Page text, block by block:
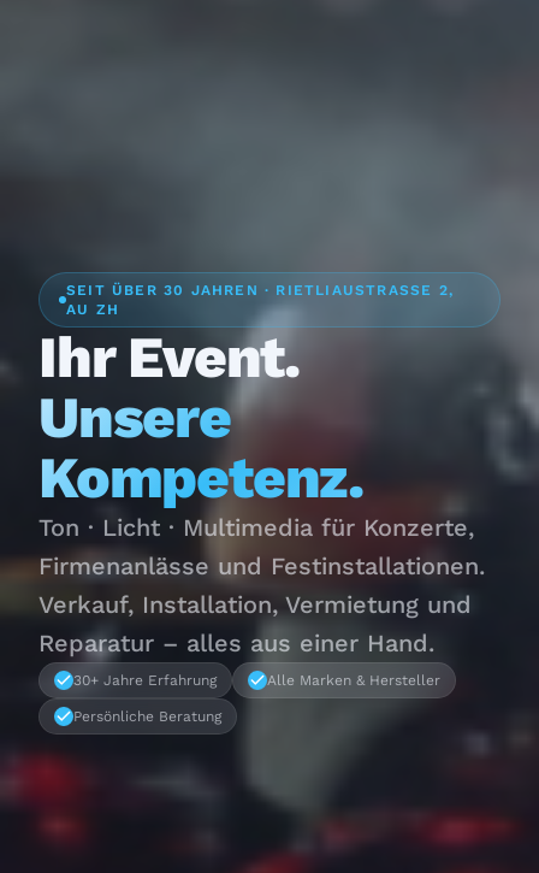
SEIT ÜBER 30 JAHREN · RIETLIAUSTRASSE 2,
AU ZH
Ihr Event.
Unsere
Kompetenz.
Ton · Licht · Multimedia für Konzerte,
Firmenanlässe und Festinstallationen.
Verkauf, Installation, Vermietung und
Reparatur – alles aus einer Hand.
30+ Jahre Erfahrung Alle Marken & Hersteller
Persönliche Beratung